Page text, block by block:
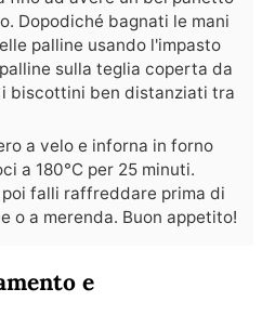
Dopodiché bagnati le mani
palline usando l'impasto
sulla teglia coperta da
biscottini ben distanziati tra
a velo e inforna in forno
a 180°C per 25 minuti.
falli raffreddare prima di
o a merenda. Buon appetito!
e